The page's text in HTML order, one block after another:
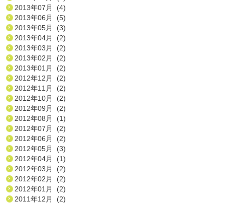
2013年07月 (4)
2013年06月 (5)
2013年05月 (3)
2013年04月 (2)
2013年03月 (2)
2013年02月 (2)
2013年01月 (2)
2012年12月 (2)
2012年11月 (2)
2012年10月 (2)
2012年09月 (2)
2012年08月 (1)
2012年07月 (2)
2012年06月 (2)
2012年05月 (3)
2012年04月 (1)
2012年03月 (2)
2012年02月 (2)
2012年01月 (2)
2011年12月 (2)